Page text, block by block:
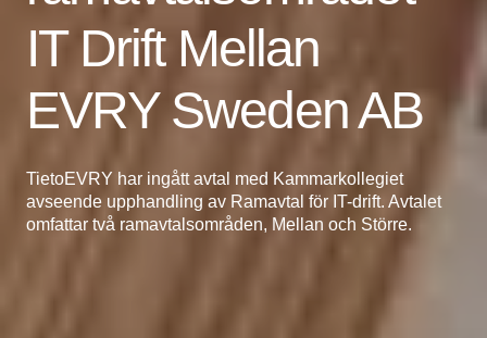
IT Drift Mellan
EVRY Sweden AB
TietoEVRY har ingått avtal med Kammarkollegiet
avseende upphandling av Ramavtal för IT-drift. Avtalet
omfattar två ramavtalsområden, Mellan och Större.